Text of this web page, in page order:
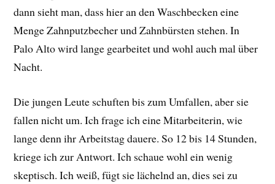
dann sieht man, dass hier an den Waschbecken eine
Menge Zahnputzbecher und Zahnbürsten stehen. In
Palo Alto wird lange gearbeitet und wohl auch mal über
Nacht.
Die jungen Leute schuften bis zum Umfallen, aber sie
fallen nicht um. Ich frage ich eine Mitarbeiterin, wie
lange denn ihr Arbeitstag dauere. So 12 bis 14 Stunden,
kriege ich zur Antwort. Ich schaue wohl ein wenig
skeptisch. Ich weiß, fügt sie lächelnd an, dies sei zu